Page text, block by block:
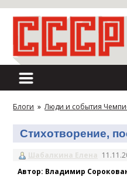
Блоги » Люди и события
Стихотворение,
Шабалкина Елена
Автор: Владимир